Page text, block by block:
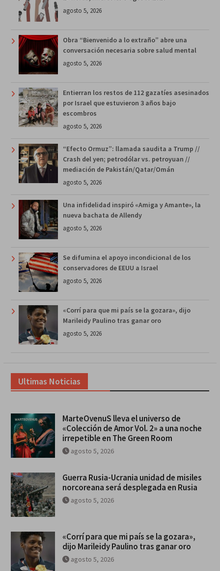
agosto 5, 2026
Obra “Bienvenido a lo extraño” abre una
conversación necesaria sobre salud mental
agosto 5, 2026
Entierran los restos de 112 gazatíes asesinados
por Israel que estuvieron 3 años bajo
escombros
agosto 5, 2026
“Efecto Ormuz”: llamada saudita a Trump //
Crash del yen; petrodólar vs. petroyuan //
mediación de Pakistán/Qatar/Omán
agosto 5, 2026
Una infidelidad inspiró «Amiga y Amante», la
nueva bachata de Allendy
agosto 5, 2026
Se difumina el apoyo incondicional de los
conservadores de EEUU a Israel
agosto 5, 2026
«Corrí para que mi país se la gozara», dijo
Marileidy Paulino tras ganar oro
agosto 5, 2026
Ultimas Noticias
MarteOvenuS lleva el universo de
«Colección de Amor Vol. 2» a una noche
irrepetible en The Green Room
agosto 5, 2026
Guerra Rusia-Ucrania unidad de misiles
norcoreana será desplegada en Rusia
agosto 5, 2026
«Corrí para que mi país se la gozara»,
dijo Marileidy Paulino tras ganar oro
agosto 5, 2026